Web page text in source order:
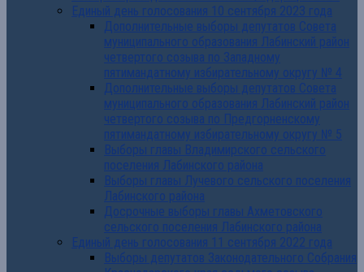
Единый день голосования 10 сентября 2023 года
Дополнительные выборы депутатов Совета
муниципального образования Лабинский район
четвертого созыва по Западному
пятимандатному избирательному округу № 4
Дополнительные выборы депутатов Совета
муниципального образования Лабинский район
четвертого созыва по Предгорненскому
пятимандатному избирательному округу № 5
Выборы главы Владимирского сельского
поселения Лабинского района
Выборы главы Лучевого сельского поселения
Лабинского района
Досрочные выборы главы Ахметовского
сельского поселения Лабинского района
Единый день голосования 11 сентября 2022 года
Выборы депутатов Законодательного Собрания